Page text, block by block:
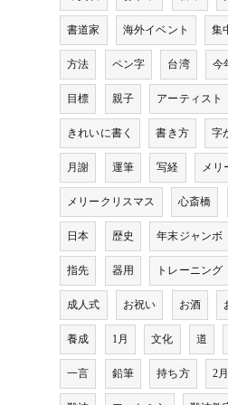
書道家 海外イベント 集
方法 ペン字 台湾 今
目標 親子 アーティスト
きれいに書く 書き方 字
月謝 運筆 写経 メリ
メリークリスマス 心斎橋
日本 歴史 年末ジャンボ
指先 器用 トレーニング
成人式 お祝い お酒
養成 1月 文化 道
一言 鉛筆 持ち方 2月